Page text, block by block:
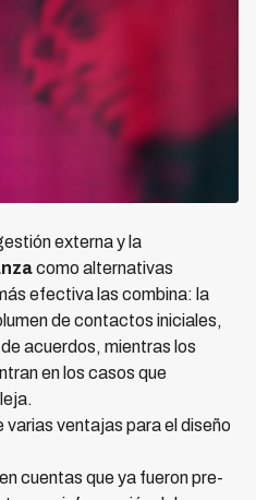
externa y la
como alternativas
efectiva las combina: la
de contactos iniciales,
acuerdos, mientras los
en los casos que
ventajas para el diseño
cuentas que ya fueron pre-